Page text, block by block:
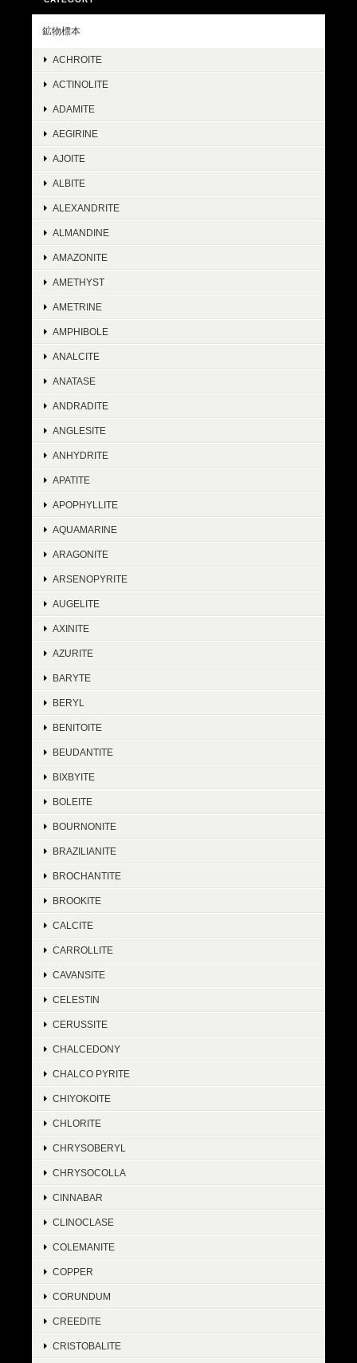
鉱物標本
ACHROITE
ACTINOLITE
ADAMITE
AEGIRINE
AJOITE
ALBITE
ALEXANDRITE
ALMANDINE
AMAZONITE
AMETHYST
AMETRINE
AMPHIBOLE
ANALCITE
ANATASE
ANDRADITE
ANGLESITE
ANHYDRITE
APATITE
APOPHYLLITE
AQUAMARINE
ARAGONITE
ARSENOPYRITE
AUGELITE
AXINITE
AZURITE
BARYTE
BERYL
BENITOITE
BEUDANTITE
BIXBYITE
BOLEITE
BOURNONITE
BRAZILIANITE
BROCHANTITE
BROOKITE
CALCITE
CARROLLITE
CAVANSITE
CELESTIN
CERUSSITE
CHALCEDONY
CHALCO PYRITE
CHIYOKOITE
CHLORITE
CHRYSOBERYL
CHRYSOCOLLA
CINNABAR
CLINOCLASE
COLEMANITE
COPPER
CORUNDUM
CREEDITE
CRISTOBALITE